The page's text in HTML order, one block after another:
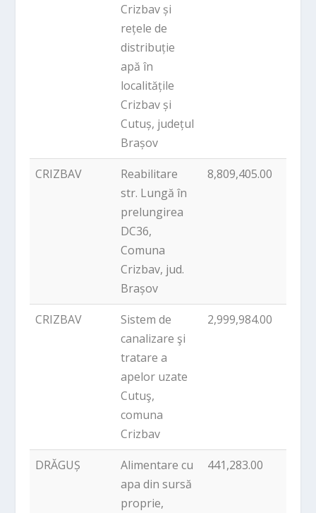
Crizbav și
rețele de
distribuție
apă în
localitățile
Crizbav și
Cutuș, județul
Brașov
CRIZBAV
Reabilitare
str. Lungă în
prelungirea
DC36,
Comuna
Crizbav, jud.
Brașov
8,809,405.00
CRIZBAV
Sistem de
canalizare şi
tratare a
apelor uzate
Cutuş,
comuna
Crizbav
2,999,984.00
DRĂGUȘ
Alimentare cu
apa din sursă
proprie,
441,283.00